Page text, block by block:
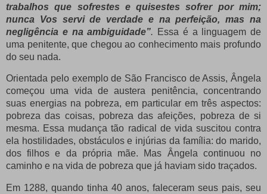
trabalhos que sofrestes e quisestes sofrer por mim;
nunca Vos servi de verdade e na perfeição, mas na
negligência e na ambiguidade”. Essa é a linguagem de
uma penitente, que chegou ao conhecimento mais profundo
do seu nada.
Orientada pelo exemplo de São Francisco de Assis, Ângela
começou uma vida de austera penitência, concentrando
suas energias na pobreza, em particular em três aspectos:
pobreza das coisas, pobreza das afeições, pobreza de si
mesma. Essa mudança tão radical de vida suscitou contra
ela hostilidades, obstáculos e injúrias da família: do marido,
dos filhos e da própria mãe. Mas Ângela continuou no
caminho e na vida de pobreza que já haviam sido traçados.
Em 1288, quando tinha 40 anos, faleceram seus pais, seu